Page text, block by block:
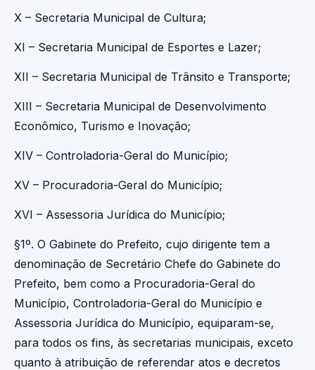
X – Secretaria Municipal de Cultura;
XI – Secretaria Municipal de Esportes e Lazer;
XII – Secretaria Municipal de Trânsito e Transporte;
XIII – Secretaria Municipal de Desenvolvimento
Econômico, Turismo e Inovação;
XIV – Controladoria-Geral do Município;
XV – Procuradoria-Geral do Município;
XVI – Assessoria Jurídica do Município;
§1º. O Gabinete do Prefeito, cujo dirigente tem a
denominação de Secretário Chefe do Gabinete do
Prefeito, bem como a Procuradoria-Geral do
Município, Controladoria-Geral do Município e
Assessoria Jurídica do Município, equiparam-se,
para todos os fins, às secretarias municipais, exceto
quanto à atribuição de referendar atos e decretos